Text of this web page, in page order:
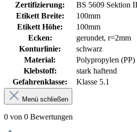
Zertifizierung:
BS 5609 Sektion
Etikett Breite:
100mm
Etikett Höhe:
100mm
Ecken:
gerundet, r=2mm
Konturlinie:
schwarz
Material:
Polypropylen (PP)
Klebstoff:
stark haftend
Gefahrenklasse:
Klasse 5.1
Menü schließen
0 von 0 Bewertungen